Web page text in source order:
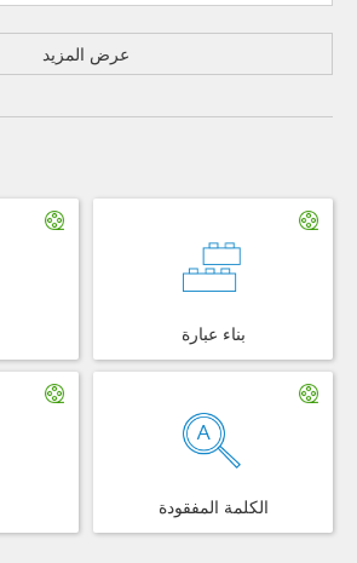
عرض المزيد
بناء عبارة
الكلمة المفقودة